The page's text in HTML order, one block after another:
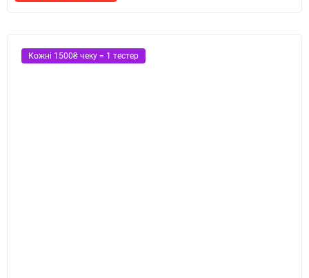
Кожні 1500₴ чеку = 1 тестер